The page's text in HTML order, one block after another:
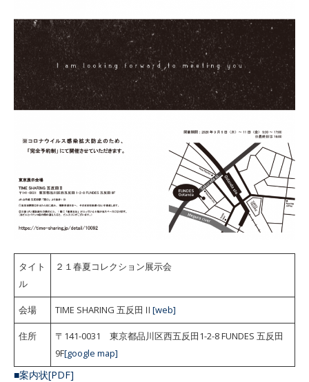
タイト
ル
２１春夏コレクション展示会
会場 TIME SHARING 五反田Ⅱ[web]
住所
〒141-0031 東京都品川区西五反田1-2-8 FUNDES 五反田
9F[google map]
■案内状[PDF]